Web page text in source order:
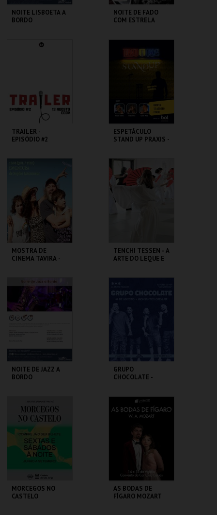
NOITE LISBOETA A
BORDO
BLUE CRUISES
COMPRAR
NOITE DE FADO
COM ESTRELA
MAIS INFO
TRAILER -
EPISÓDIO #2
MAIS INFO
COMPRAR
ESPETÁCULO
STAND UP PRAXIS -
PRAXIS
MOSTRA DE
CINEMA TAVIRA -
CLAUSTROS
CONVENTO CARMO
MAIS INFO
TENCHI TESSEN - A
ARTE DO LEQUE E
NOITE DE JAZZ A
BORDO
BLUE CRUISES
MAIS INFO
COMPRAR
GRUPO
CHOCOLATE -
MONSANTOS OPEN
AIR
MAIS INFO
COMPRAR
MORCEGOS NO
CASTELO
AS BODAS DE
FÍGARO MOZART